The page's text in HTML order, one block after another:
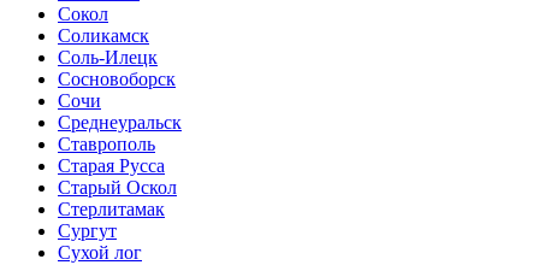
Сокол
Соликамск
Соль-Илецк
Сосновоборск
Сочи
Среднеуральск
Ставрополь
Старая Русса
Старый Оскол
Стерлитамак
Сургут
Сухой лог